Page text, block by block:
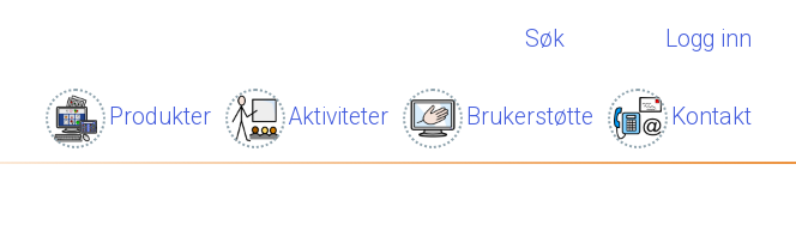
Søk Logg inn
Produkter Aktiviteter Brukerstøtte Kontakt